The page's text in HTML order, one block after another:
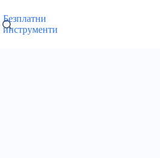
Безплатни
инструменти